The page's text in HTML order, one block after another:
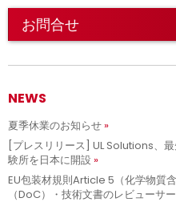
お問合せ
NEWS
夏季休業のお知らせ
[プレスリリース] UL Solutions、
験所を日本に開設
EU包装材規則Article 5（化学物質
（DoC）・技術文書のレビューサ